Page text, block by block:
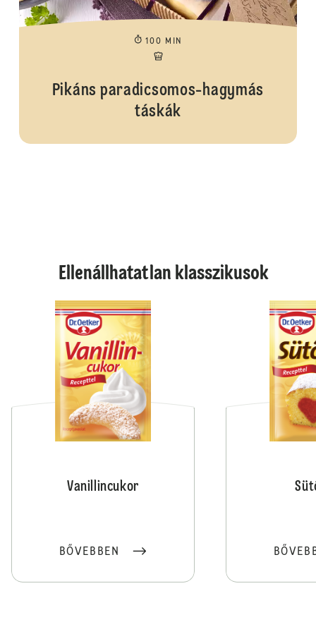
100 MIN
Pikáns paradicsomos-hagymás
táskák
Ellenállhatatlan klasszikusok
Vanillincukor
BŐVEBBEN